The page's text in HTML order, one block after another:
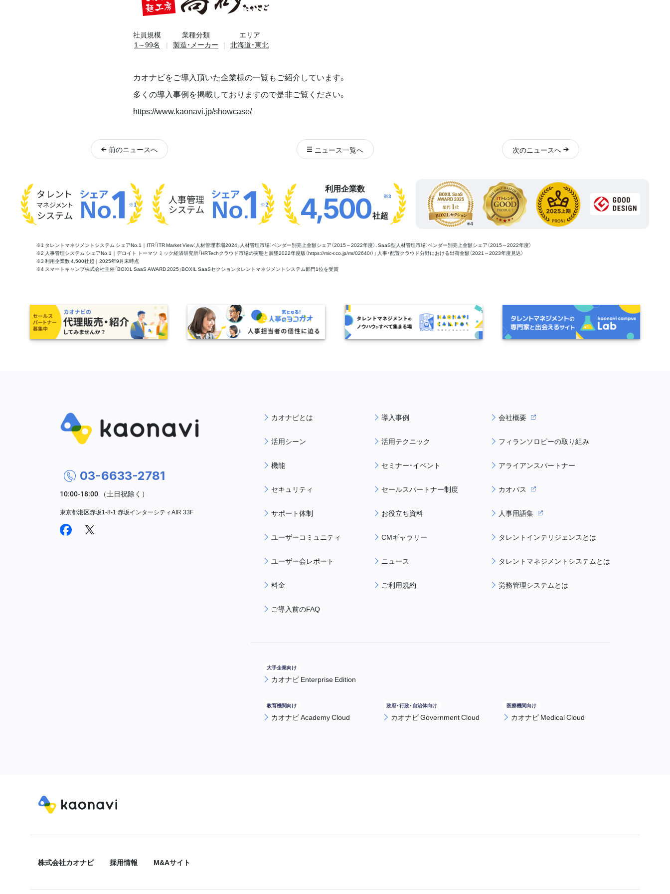
社員規模
1～99名
業種分類
製造・メーカー
エリア
北海道・東北
カオナビをご導入頂いた企業様の一覧もご紹介しています。
多くの導入事例を掲載しておりますので是非ご覧ください。
https://www.kaonavi.jp/showcase/
前のニュースへ ニュース一覧へ 次のニュースへ
タレント
マネジメント
システム
※1 人事管理
システム ※2
利用企業数
4,500社超
※3
※1 タレントマネジメントシステム シェアNo.1｜ITR「ITR Market View：人材管理市場2024」人材管理市場：ベンダー別売上金額シェア（2015～2022年度）、SaaS型人材管理市場：ベンダー別売上金額シェア（2015～2022年度）
※2 人事管理システム シェアNo.1｜デロイト トーマツ ミック経済研究所「HRTechクラウド市場の実態と展望2022年度版（https://mic-r.co.jp/mr/02640/）」 人事・配置クラウド分野における出荷金額（2021～2023年度見込）
※3 利用企業数 4,500社超｜2025年9月末時点
※4 スマートキャンプ株式会社主催「BOXIL SaaS AWARD 2025」BOXIL SaaSセクションタレントマネジメントシステム部門1位を受賞
カオナビとは
活用シーン
機能
セキュリティ
サポート体制
ユーザーコミュニティ
ユーザー会レポート
料金
ご導入前のFAQ
導入事例
活用テクニック
セミナー・イベント
セールスパートナー制度
お役立ち資料
CMギャラリー
ニュース
ご利用規約
会社概要
フィランソロピーの取り組み
アライアンスパートナー
カオパス
人事用語集
タレントインテリジェンスとは
タレントマネジメントシステムとは
労務管理システムとは
カオナビ Enterprise Edition
カオナビ Academy Cloud カオナビ Government Cloud カオナビ Medical Cloud
03-6633-2781
東京都港区赤坂1-8-1 赤坂インターシティAIR 33F
株式会社カオナビ 採用情報 M&Aサイト